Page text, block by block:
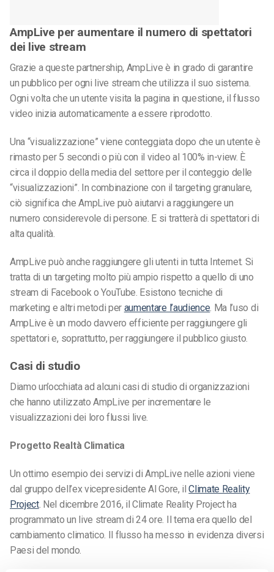
AmpLive per aumentare il numero di spettatori
dei live stream
Grazie a queste partnership, AmpLive è in grado di garantire
un pubblico per ogni live stream che utilizza il suo sistema.
Ogni volta che un utente visita la pagina in questione, il flusso
video inizia automaticamente a essere riprodotto.
Una “visualizzazione” viene conteggiata dopo che un utente è
rimasto per 5 secondi o più con il video al 100% in-view. È
circa il doppio della media del settore per il conteggio delle
“visualizzazioni”. In combinazione con il targeting granulare,
ciò significa che AmpLive può aiutarvi a raggiungere un
numero considerevole di persone. E si tratterà di spettatori di
alta qualità.
AmpLive può anche raggiungere gli utenti in tutta Internet. Si
tratta di un targeting molto più ampio rispetto a quello di uno
stream di Facebook o YouTube. Esistono tecniche di
marketing e altri metodi per aumentare l’audience. Ma l’uso di
AmpLive è un modo davvero efficiente per raggiungere gli
spettatori e, soprattutto, per raggiungere il pubblico giusto.
Casi di studio
Diamo un’occhiata ad alcuni casi di studio di organizzazioni
che hanno utilizzato AmpLive per incrementare le
visualizzazioni dei loro flussi live.
Progetto Realtà Climatica
Un ottimo esempio dei servizi di AmpLive nelle azioni viene
dal gruppo dell’ex vicepresidente Al Gore, ilClimate Reality
Project. Nel dicembre 2016, il Climate Reality Project ha
programmato un live stream di 24 ore. Il tema era quello del
cambiamento climatico. Il flusso ha messo in evidenza diversi
Paesi del mondo.